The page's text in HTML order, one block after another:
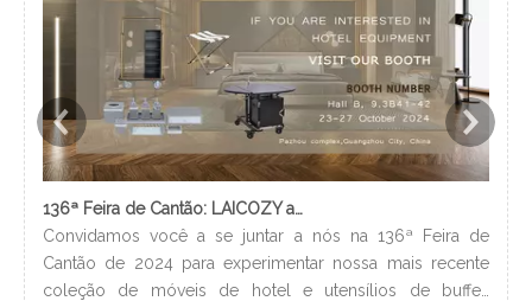
136ª Feira de Cantão: LAICOZY apresenta o futuro dos móveis para hotéis e utensílios de buffet
Convidamos você a se juntar a nós na 136ª Feira de
Cantão de 2024 para experimentar nossa mais recente
coleção de móveis de hotel e utensílios de buffet.